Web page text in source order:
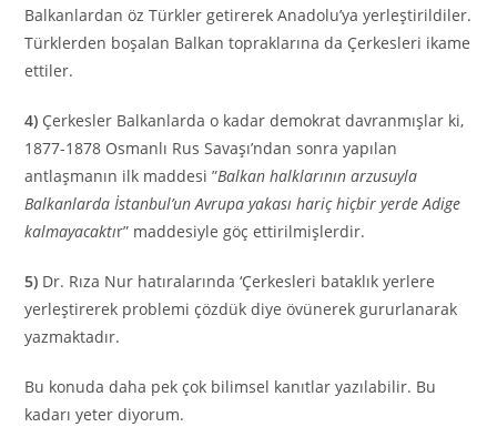
Balkanlardan öz Türkler getirerek Anadolu’ya yerleştirildiler.
Türklerden boşalan Balkan topraklarına da Çerkesleri ikame
ettiler.
4) Çerkesler Balkanlarda o kadar demokrat davranmışlar ki,
1877-1878 Osmanlı Rus Savaşı’ndan sonra yapılan
antlaşmanın ilk maddesi ”Balkan halklarının arzusuyla
Balkanlarda İstanbul’un Avrupa yakası hariç hiçbir yerde Adige
kalmayacaktır” maddesiyle göç ettirilmişlerdir.
5) Dr. Rıza Nur hatıralarında ‘Çerkesleri bataklık yerlere
yerleştirerek problemi çözdük diye övünerek gururlanarak
yazmaktadır.
Bu konuda daha pek çok bilimsel kanıtlar yazılabilir. Bu
kadarı yeter diyorum.